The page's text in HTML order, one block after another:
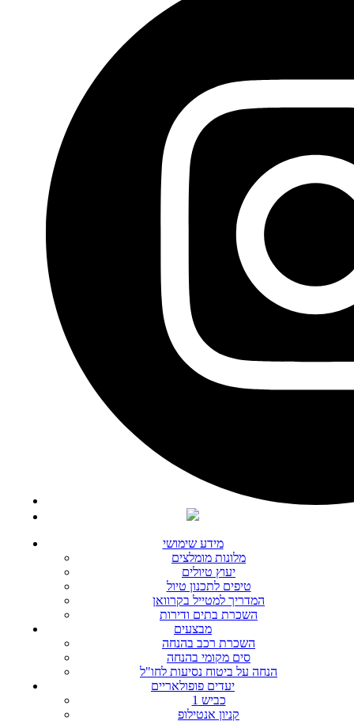
מידע שימושי
מלונות מומלצים
יעוץ טיולים
טיפים לתכנון טיול
המדריך למטייל בקרוואן
השכרת בתים ודירות
מבצעים
השכרת רכב בהנחה
סים מקומי בהנחה
הנחה על ביטוח נסיעות לחו"ל
יעדים פופולאריים
כביש 1
קניון אנטילופ